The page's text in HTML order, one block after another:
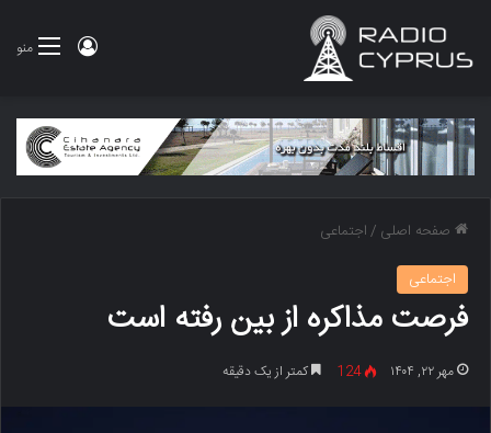
منو ورود
صفحه اصلی /اجتماعی
اجتماعی
فرصت مذاکره از بین رفته است
مهر ۲۲, ۱۴۰۴ 124 کمتر از یک دقیقه